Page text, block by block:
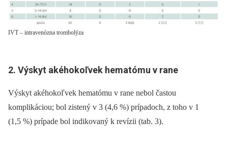
IVT – intravenózna trombolýza
2. Výskyt akéhokoľvek hematómu v rane
Výskyt akéhokoľvek hematómu v rane nebol častou
komplikáciou; bol zistený v 3 (4,6 %) prípadoch, z toho v 1
(1,5 %) prípade bol indikovaný k revízii (tab. 3).